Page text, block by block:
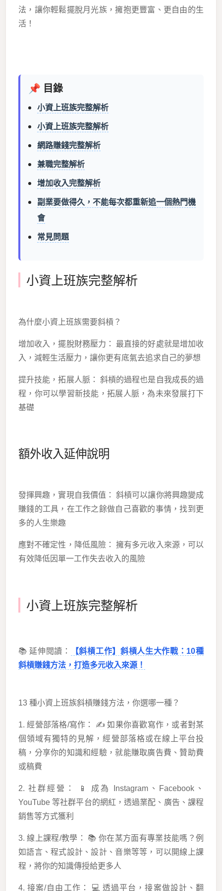
法，讓你輕鬆擺脫月光族，擁抱更豐富、更自由的生
活！
📌 目錄
小資上班族完整解析
小資上班族完整解析
網路賺錢完整解析
兼職完整解析
增加收入完整解析
副業要做得久，不能每次都重新追一個熱門機
會
常見問題
小資上班族完整解析
為什麼小資上班族需要斜槓？
增加收入，擺脫財務壓力： 最直接的好處就是增加收
入，減輕生活壓力，讓你更有底氣去追求自己的夢想
提升技能，拓展人脈： 斜槓的過程也是自我成長的過
程，你可以學習新技能，拓展人脈，為未來發展打下
基礎
額外收入延伸說明
發揮興趣，實現自我價值： 斜槓可以讓你將興趣變成
賺錢的工具，在工作之餘做自己喜歡的事情，找到更
多的人生樂趣
應對不確定性，降低風險： 擁有多元收入來源，可以
有效降低因單一工作失去收入的風險
小資上班族完整解析
📚 延伸閱讀：
【斜槓工作】斜槓人生大作戰：10種
斜槓賺錢方法，打造多元收入來源！
13 種小資上班族斜槓賺錢方法，你選哪一種？
1. 經營部落格/寫作： ✍️ 如果你喜歡寫作，或者對某
個領域有獨特的見解，經營部落格或在線上平台投
稿，分享你的知識和經驗，就能賺取廣告費、贊助費
或稿費
2. 社群經營： 📱 成為 Instagram、Facebook、
YouTube 等社群平台的網紅，透過業配、廣告、課程
銷售等方式獲利
3. 線上課程/教學： 📚 你在某方面有專業技能嗎？例
如語言、程式設計、設計、音樂等等，可以開線上課
程，將你的知識傳授給更多人
4. 接案/自由工作： 💻 透過平台，接案做設計、翻